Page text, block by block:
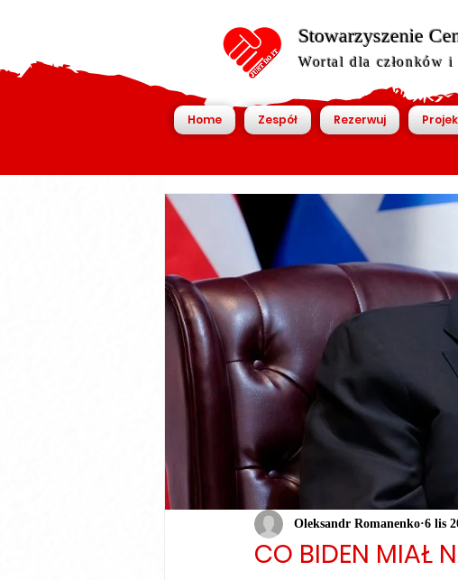
Stowarzyszenie
Wortal dla członków
Home Zespół Rezerwuj
CO BIDEN MIAŁ
Oleksandr Romanenko 6 lis